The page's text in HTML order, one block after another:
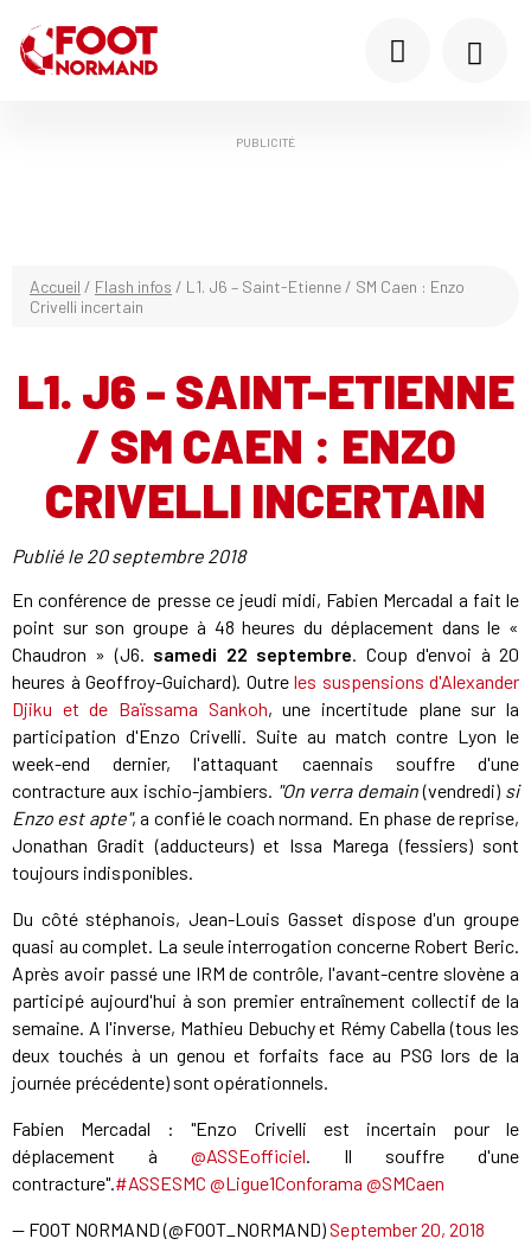
PUBLICITÉ
Accueil / Flash infos / L1. J6 – Saint-Etienne / SM Caen : Enzo
Crivelli incertain
L1. J6 - SAINT-ETIENNE
/ SM CAEN : ENZO
CRIVELLI INCERTAIN
Publié le 20 septembre 2018
En conférence de presse ce jeudi midi, Fabien Mercadal a fait le
point sur son groupe à 48 heures du déplacement dans le «
Chaudron » (J6. samedi 22 septembre. Coup d'envoi à 20
heures à Geoffroy-Guichard). Outre les suspensions d'Alexander
Djiku et de Baïssama Sankoh, une incertitude plane sur la
participation d'Enzo Crivelli. Suite au match contre Lyon le
week-end dernier, l'attaquant caennais souffre d'une
contracture aux ischio-jambiers. "On verra demain(vendredi) si
Enzo est apte", a confié le coach normand. En phase de reprise,
Jonathan Gradit (adducteurs) et Issa Marega (fessiers) sont
toujours indisponibles.
Du côté stéphanois, Jean-Louis Gasset dispose d'un groupe
quasi au complet. La seule interrogation concerne Robert Beric.
Après avoir passé une IRM de contrôle, l'avant-centre slovène a
participé aujourd'hui à son premier entraînement collectif de la
semaine. A l'inverse, Mathieu Debuchy et Rémy Cabella (tous les
deux touchés à un genou et forfaits face au PSG lors de la
journée précédente) sont opérationnels.
Fabien Mercadal : "Enzo Crivelli est incertain pour le
déplacement à @ASSEofficiel. Il souffre d'une
contracture".#ASSESMC @Ligue1Conforama @SMCaen
— FOOT NORMAND (@FOOT_NORMAND)September 20, 2018